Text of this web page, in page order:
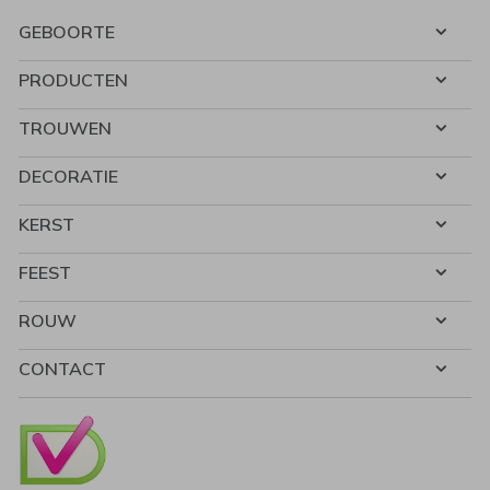
GEBOORTE
PRODUCTEN
TROUWEN
DECORATIE
KERST
FEEST
ROUW
CONTACT